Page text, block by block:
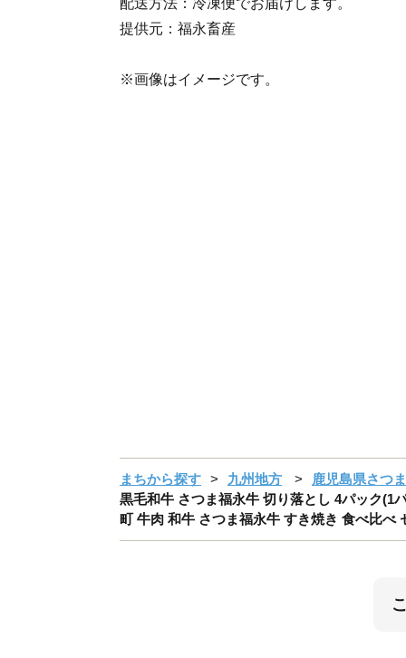
配送方法：冷凍便でお届けします。
提供元：福永畜産
※画像はイメージです。
まちから探す 九州地方
鹿児島県さつ
黒毛和牛 さつま福永牛 切り落とし 4パック(1
町 牛肉 和牛 さつま福永牛 すき焼き 食べ比べ